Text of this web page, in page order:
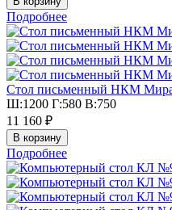
Подробнее
Стол письменный НКМ
Ш:1200 Г:580 В:750
11 160 ₽
Подробнее